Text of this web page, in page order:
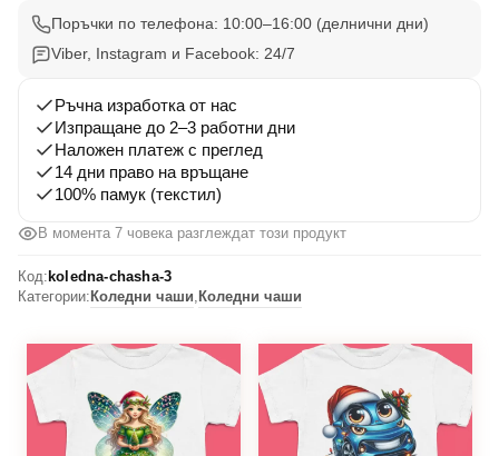
ЧашаПоръчки по телефона: 10:00–16:00 (делнични дни)
Viber, Instagram и Facebook: 24/7
Ръчна изработка от нас
Изпращане до 2–3 работни дни
Наложен платеж с преглед
14 дни право на връщане
100% памук (текстил)
В момента 7 човека разглеждат този продукт
Код: koledna-chasha-3
Категории: Коледни чаши, Коледни чаши